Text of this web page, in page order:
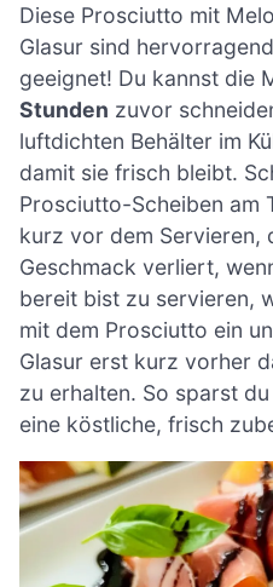
Diese Prosciutto mit
Glasur sind
geeignet! Du kannst die
Stunden zuvor
luftdichten Behälter im
damit sie frisch bleibt.
Prosciutto-Scheiben am
kurz vor dem Servieren,
Geschmack verliert,
bereit bist zu servieren,
mit dem Prosciutto ein
Glasur erst kurz vorher
zu erhalten. So sparst
eine köstliche, frisch